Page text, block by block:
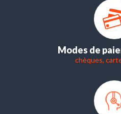
Modes de
chèques,